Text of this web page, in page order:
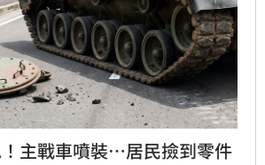
主戰車噴裝…居民撿到零件